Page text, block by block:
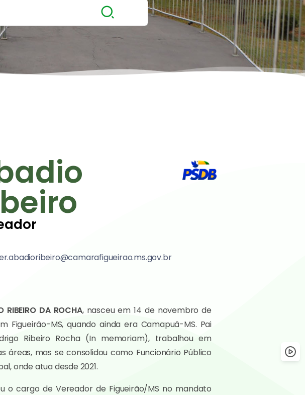
RIBEIRO DA ROCHA, nasceu em 14 de novembro de
Figueirão-MS, quando ainda era Camapuã-MS. Pai
Ribeiro Rocha (In memoriam), trabalhou em
áreas, mas se consolidou como Funcionário Público
onde atua desde 2021.
o cargo de Vereador de Figueirão/MS no mandato